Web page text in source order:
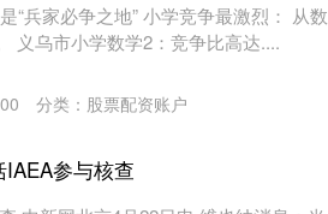
“兵家必争之地” 小学竞争最激烈： 从数
义乌市小学数学2：竞争比高达....
分类： 股票配资账户
参与核查